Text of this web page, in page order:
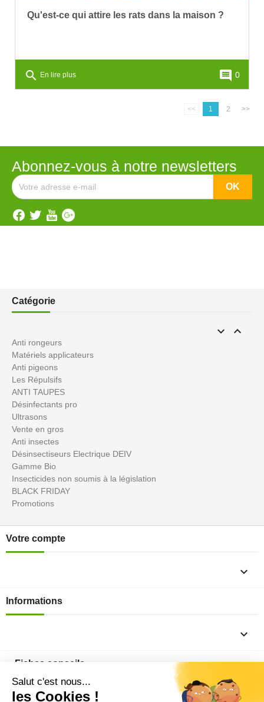
Qu'est-ce qui attire les rats dans la maison ?
search En lire plus comment 0
<< 1 2 >>
Abonnez-vous à notre newsletters
Catégorie
 
Anti rongeurs
Matériels applicateurs
Anti pigeons
Les Répulsifs
ANTI TAUPES
Désinfectants pro
Ultrasons
Vente en gros
Anti insectes
Désinsectiseurs Electrique DEIV
Gamme Bio
Insecticides non soumis à la législation
BLACK FRIDAY
Promotions
Votre compte

Informations

Fiches conseils
